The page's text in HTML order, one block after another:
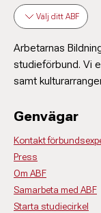
Välj ditt ABF
Arbetarnas
studieförbund. Vi
samt
Genvägar
Kontakt
Press
Om ABF
Samarbeta med ABF
Starta studiecirkel